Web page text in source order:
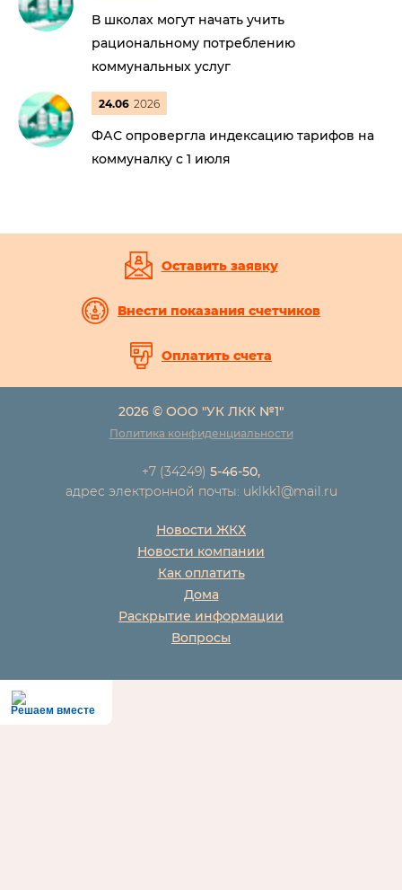
В школах могут начать учить
рациональному потреблению
коммунальных услуг
24.06 2026
ФАС опровергла индексацию тарифов на
коммуналку с 1 июля
Оставить заявку
Внести показания счетчиков
Оплатить счета
2026 © ООО "УК ЛКК №1"
Политика конфиденциальности
+7 (34249) 5-46-50,
адрес электронной почты: uklkk1@mail.ru
Новости ЖКХ
Новости компании
Как оплатить
Дома
Раскрытие информации
Вопросы
Решаем вместе